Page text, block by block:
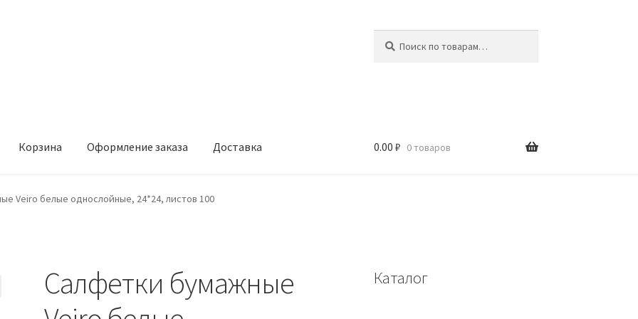
Корзина Оформление заказа Доставка
Оформление заказа Доставка
0.00 ₽ 0 товаров
Veiro белые однослойные, 24*24, листов 100
Салфетки бумажные
Каталог